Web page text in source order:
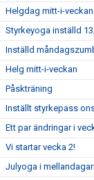
Helgdag mitt-i-veckan
Styrkeyoga inställd
Inställd
Helg mitt-i-veckan
Påskträning
Inställt styrkepass
Ett par ändringar i
Vi startar vecka 2!
Julyoga i